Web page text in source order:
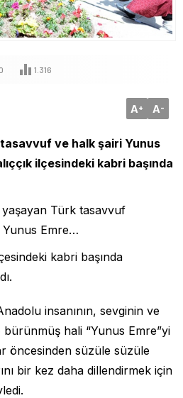
0 1.316
A+ A-
ve halk şairi Yunus
ilçesindeki kabri başında
yaşayan Türk tasavvuf
Yunus Emre…
kabri başında
insanının, sevginin ve
hali “Yunus Emre”yi
öncesinden süzüle süzüle
bir kez daha dillendirmek için